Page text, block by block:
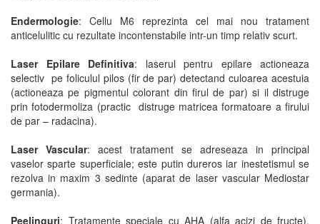
Endermologie: Cellu M6 reprezinta cel mai nou tratament
anticelulitic cu rezultate incontenstabile intr-un timp relativ scurt.
Laser Epilare Definitiva: laserul pentru epilare actioneaza
selectiv pe foliculul pilos (fir de par) detectand culoarea acestuia
(actioneaza pe pigmentul colorant din firul de par) si il distruge
prin fotodermoliza (practic distruge matricea formatoare a firului
de par – radacina).
Laser Vascular: acest tratament se adreseaza in principal
vaselor sparte superficiale; este putin dureros iar inestetismul se
rezolva in maxim 3 sedinte (aparat de laser vascular Mediostar
germania).
Peelinguri: Tratamente speciale cu AHA (alfa acizi de fructe),